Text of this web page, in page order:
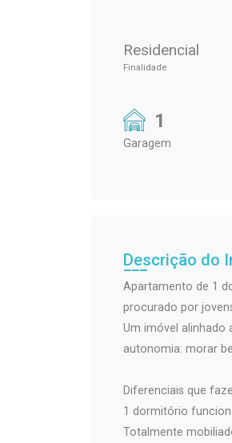
Residencial
Finalidade
1
Garagem
Descrição do
Apartamento de 1
procurado por
Um imóvel alinhado
autonomia: morar
Diferenciais que
1 dormitório
Totalmente